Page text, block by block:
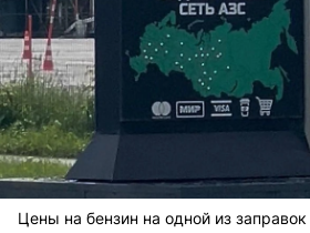
Цены на бензин на одной из заправок